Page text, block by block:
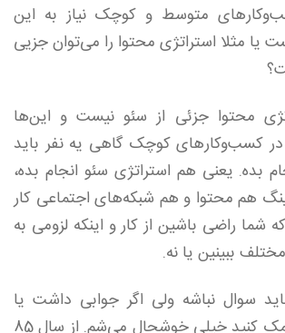
متوسط و کوچک نیاز به این
مثلا استراتژی محتوا را می‌توان جزیی
محتوا جزئی از سئو نیست و این‌ها
کسب‌وکارهای کوچک گاهی یه نفر باید
بده. یعنی هم استراتژی سئو انجام بده،
هم محتوا و هم شبکه‌های اجتماعی کار
شما راضی باشین از کار و اینکه لزومی به
ببینین یا نه.
سوال نباشه ولی اگر جوابی داشت یا